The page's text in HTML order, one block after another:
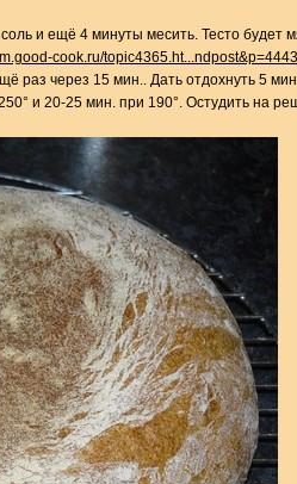
и ещё 4 минуты месить. Тесто будет
cook.ru/
раз через 15 мин.. Дать отдохнуть 5
и 20-25 мин. при 190°. Остудить на